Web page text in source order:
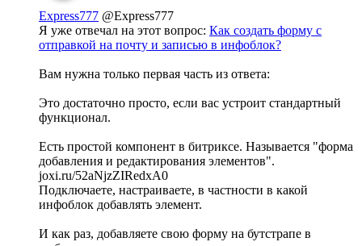
Express777 @Express777
Я уже отвечал на этот вопрос: Как создать форму с
отправкой на почту и записью в инфоблок?
Вам нужна только первая часть из ответа:
Это достаточно просто, если вас устроит стандартный
функционал.
Есть простой компонент в битриксе. Называется "форма
добавления и редактирования элементов".
joxi.ru/52aNjzZIRedxA0
Подключаете, настраиваете, в частности в какой
инфоблок добавлять элемент.
И как раз, добавляете свою форму на бутстрапе в